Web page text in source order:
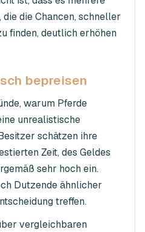
die Chancen, schneller
finden, deutlich erhöhen
bepreisen
warum Pferde
unrealistische
schätzen ihre
Zeit, des Geldes
sehr hoch ein.
Dutzende ähnlicher
treffen.
vergleichbaren